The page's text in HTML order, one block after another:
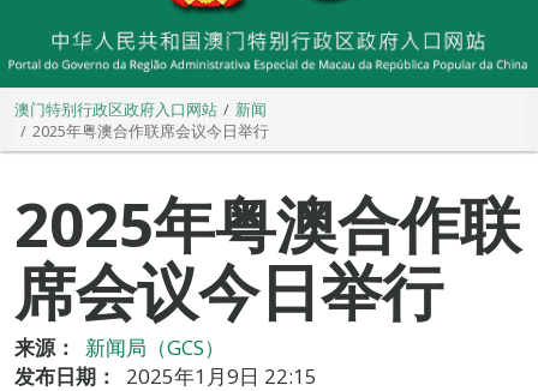
澳门特别行政区政府入口网站
新闻
2025年粤澳合作联席会议今日举行
2025年粤澳合作联
席会议今日举行
来源：
新闻局（GCS）
发布日期：
2025年1月9日 22:15